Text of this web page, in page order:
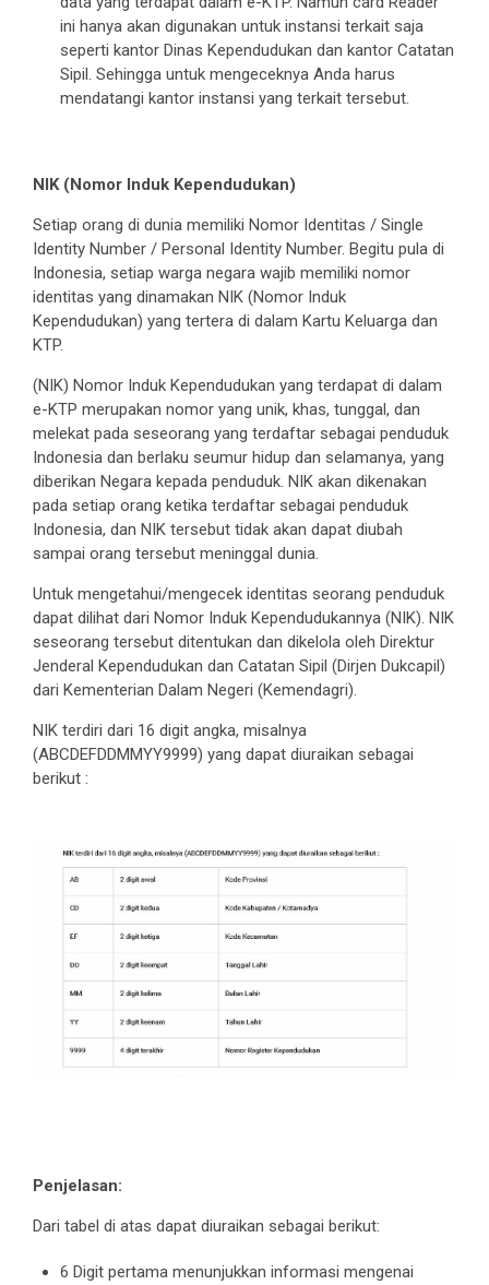
ini hanya akan digunakan untuk instansi terkait saja
seperti kantor Dinas Kependudukan dan kantor Catatan
Sipil. Sehingga untuk mengeceknya Anda harus
mendatangi kantor instansi yang terkait tersebut.
NIK (Nomor Induk Kependudukan)
Setiap orang di dunia memiliki Nomor Identitas / Single
Identity Number / Personal Identity Number. Begitu pula di
Indonesia, setiap warga negara wajib memiliki nomor
identitas yang dinamakan NIK (Nomor Induk
Kependudukan) yang tertera di dalam Kartu Keluarga dan
KTP.
(NIK) Nomor Induk Kependudukan yang terdapat di dalam
e-KTP merupakan nomor yang unik, khas, tunggal, dan
melekat pada seseorang yang terdaftar sebagai penduduk
Indonesia dan berlaku seumur hidup dan selamanya, yang
diberikan Negara kepada penduduk. NIK akan dikenakan
pada setiap orang ketika terdaftar sebagai penduduk
Indonesia, dan NIK tersebut tidak akan dapat diubah
sampai orang tersebut meninggal dunia.
Untuk mengetahui/mengecek identitas seorang penduduk
dapat dilihat dari Nomor Induk Kependudukannya (NIK). NIK
seseorang tersebut ditentukan dan dikelola oleh Direktur
Jenderal Kependudukan dan Catatan Sipil (Dirjen Dukcapil)
dari Kementerian Dalam Negeri (Kemendagri).
NIK terdiri dari 16 digit angka, misalnya
(ABCDEFDDMMYY9999) yang dapat diuraikan sebagai
berikut :
Penjelasan:
Dari tabel di atas dapat diuraikan sebagai berikut:
6 Digit pertama menunjukkan informasi mengenai